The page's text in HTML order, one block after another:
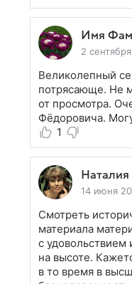
Имя
2
Великолепный
потрясающе. Не
от просмотра.
Фёдоровича.
1
14 июня
Смотреть
материала
с
на высоте.
в то время в